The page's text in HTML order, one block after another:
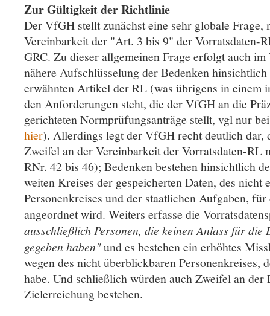
Zur Gültigkeit der Richtlinie
Der VfGH stellt zunächst eine sehr globale Frage,
Vereinbarkeit der "Art. 3 bis 9" der Vorratsdaten-
GRC. Zu dieser allgemeinen Frage erfolgt auch
nähere Aufschlüsselung der Bedenken
erwähnten Artikel der RL (was übrigens in einem
den Anforderungen steht, die der VfGH an die
gerichteten Normprüfungsanträge stellt, vgl nur
hier). Allerdings legt der VfGH recht deutlich dar,
Zweifel an der Vereinbarkeit der Vorratsdaten-RL
RNr. 42 bis 46); Bedenken bestehen hinsichtlich
weiten Kreises der gespeicherten Daten, des nicht
Personenkreises und der staatlichen Aufgaben,
angeordnet wird. Weiters erfasse die
ausschließlich Personen, die keinen Anlass für die
gegeben haben"und es bestehen ein erhöhtes
wegen des nicht überblickbaren Personenkreises,
habe. Und schließlich würden auch Zweifel an der
Zielerreichung bestehen.